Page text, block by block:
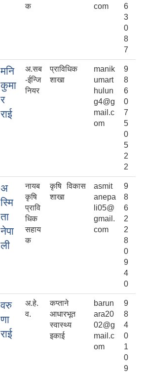
क
com
6
3
0
8
7
मनि
कुमा
र
राई
अ.सब
-ईन्जि
नियर
प्राविधिक
शाखा
manik
umart
hulun
g4@g
mail.c
om
9
8
6
0
7
5
0
5
2
2
अ
स्मि
ता
नेपा
ली
नायब
कृषि
प्रावि
धिक
सहाय
क
कृषि विकास
शाखा
asmit
anepa
li05@
gmail.
com
9
8
6
2
2
8
0
9
4
0
वरु
णा
राई
अ.हे.
व.
कप्ताने
आधारभूत
स्वास्थ्य
इकाई
barun
ara20
02@g
mail.c
om
9
8
4
0
1
0
9